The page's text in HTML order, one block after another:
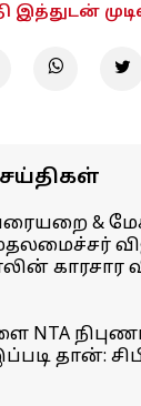
இத்துடன்
&
காரசார
NTA
தான்: